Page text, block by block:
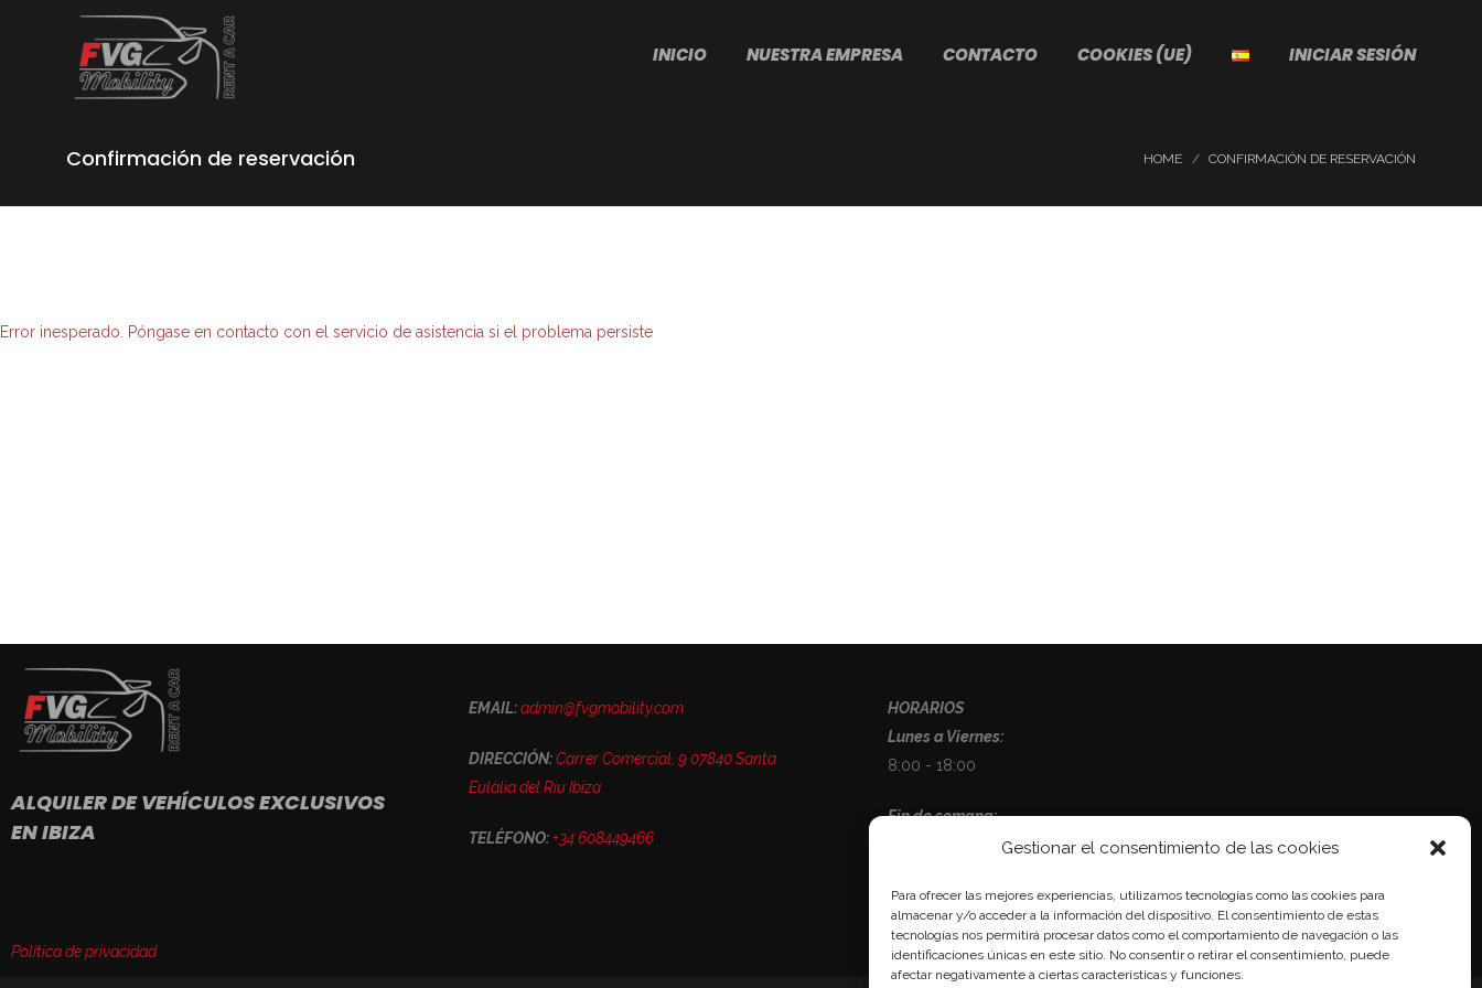
Gestionar el consentimiento de las cookies
Para ofrecer las mejores experiencias, utilizamos tecnologías como las cookies para
almacenar y/o acceder a la información del dispositivo. El consentimiento de estas
tecnologías nos permitirá procesar datos como el comportamiento de navegación o las
identificaciones únicas en este sitio. No consentir o retirar el consentimiento, puede
afectar negativamente a ciertas características y funciones.
INICIO NUESTRA EMPRESA CONTACTO COOKIES (UE) INICIAR SESIÓN
Confirmación de reservación HOME CONFIRMACIÓN DE RESERVACIÓN
Error inesperado. Póngase en contacto con el servicio de asistencia si el problema persiste
ALQUILER DE VEHÍCULOS EXCLUSIVOS
EN IBIZA
Política de privacidad
EMAIL:admin@fvgmobility.com
DIRECCIÓN:Carrer Comercial, 9 07840 Santa
Eulàlia del Riu Ibiza
TELÉFONO:+34 608449466
HORARIOS
Lunes a Viernes:
8:00 - 18:00
Fin de semana: